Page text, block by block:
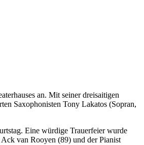
an. Mit seiner dreisaitigen
Saxophonisten Tony Lakatos (Sopran,
Eine würdige Trauerfeier wurde
van Rooyen (89) und der Pianist